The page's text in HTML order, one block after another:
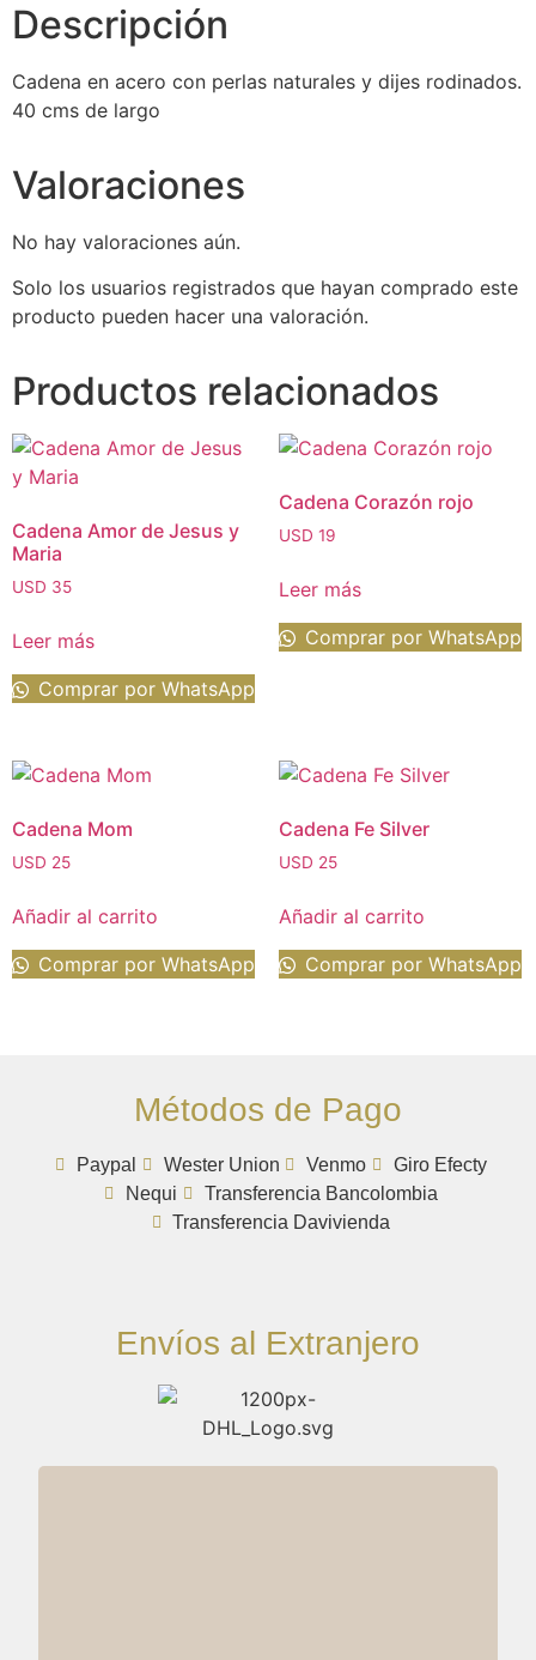
Descripción
Cadena en acero con perlas naturales y dijes rodinados.
40 cms de largo
Valoraciones
No hay valoraciones aún.
Solo los usuarios registrados que hayan comprado este
producto pueden hacer una valoración.
Productos relacionados
Cadena Amor de Jesus y
Maria
USD 35
Leer más
Comprar por WhatsApp
Cadena Corazón rojo
USD 19
Leer más
Comprar por WhatsApp
Cadena Mom
USD 25
Añadir al carrito
Comprar por WhatsApp
Cadena Fe Silver
USD 25
Añadir al carrito
Comprar por WhatsApp
Métodos de Pago
Paypal Wester Union Venmo
Giro Efecty
Nequi
Transferencia Bancolombia
Transferencia Davivienda
Envíos al Extranjero